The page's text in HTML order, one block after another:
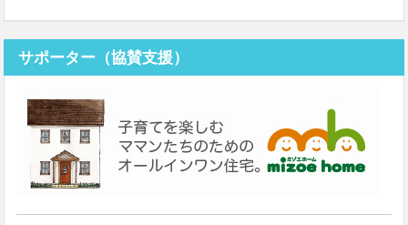
サポーター（協賛支援）